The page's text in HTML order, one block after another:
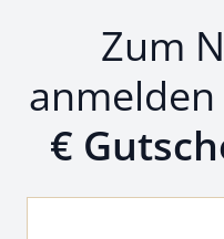
Zum
€